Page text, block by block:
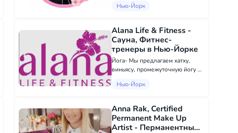
с вами нашим индивидуальным
красоте и здоровью. Доктор
Ирина Эспинар, доктор
медицины, сп...
Нью-Йорк
Alana Life & Fitness -
Сауна, Фитнес-
тренеры в Нью-Йорке
Йога- Мы предлагаем хатху,
виньясу, промежуточную йогу и
движения, основанные на
растягивает все ваше тело.
Фунт- Тренировка POUND
сочетае...
Нью-Йорк
Anna Rak, Certified
Permanent Make Up
Artist - Перманентный